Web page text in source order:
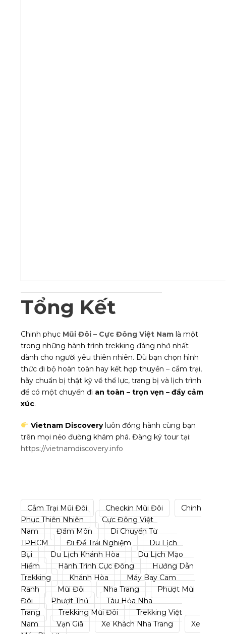
Tổng Kết
Chinh phục Mũi Đôi – Cực Đông Việt Nam là một
trong những hành trình trekking đáng nhớ nhất
dành cho người yêu thiên nhiên. Dù bạn chọn hình
thức đi bộ hoàn toàn hay kết hợp thuyền – cắm trại,
hãy chuẩn bị thật kỹ về thể lực, trang bị và lịch trình
để có một chuyến đi an toàn – trọn vẹn – đầy cảm
xúc.
Vietnam Discoveryluôn đồng hành cùng bạn
trên mọi nẻo đường khám phá. Đăng ký tour tại:
https://vietnamdiscovery.info
Cắm Trại Mũi Đôi Checkin Mũi Đôi
Chinh
Phục Thiên Nhiên
Cực Đông Việt
Nam
Đầm Môn
Di Chuyển Từ
TPHCM
Đi Để Trải Nghiệm
Du Lịch
Bụi
Du Lịch Khánh Hòa
Du Lịch Mạo
Hiểm
Hành Trình Cực Đông
Hướng Dẫn
Trekking
Khánh Hòa
Máy Bay Cam
Ranh
Mũi Đôi Nha Trang
Phượt Mũi
Đôi
Phượt Thủ
Tàu Hỏa Nha
Trang
Trekking Mũi Đôi
Trekking Việt
Nam
Vạn Giã Xe Khách Nha Trang
Xe